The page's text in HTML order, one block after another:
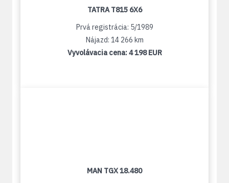
TATRA T815 6X6
Prvá registrácia: 5/1989
Nájazd: 14 266 km
Vyvolávacia cena:4 198 EUR
MAN TGX 18.480